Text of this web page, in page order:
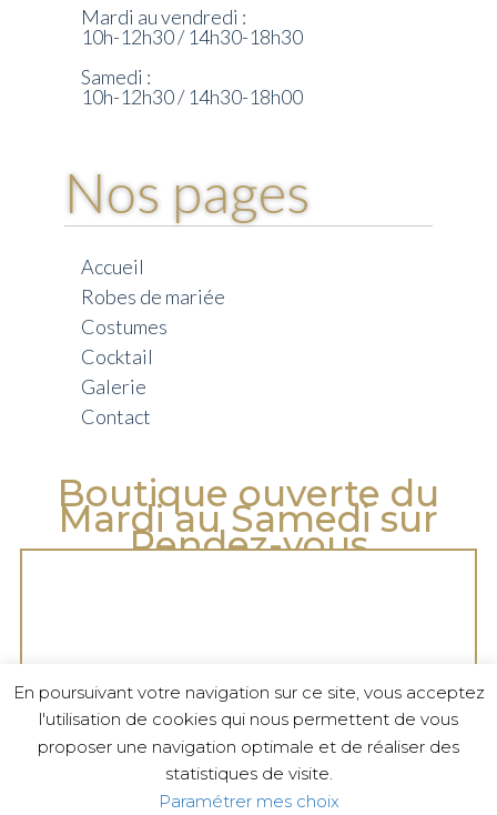
Mardi au vendredi :
10h-12h30 / 14h30-18h30
Samedi :
10h-12h30 / 14h30-18h00
Nos pages
Accueil
Robes de mariée
Costumes
Cocktail
Galerie
Contact
Boutique ouverte du
Mardi au Samedi sur
Rendez-vous
En poursuivant votre navigation sur ce site, vous acceptez
l'utilisation de cookies qui nous permettent de vous
proposer une navigation optimale et de réaliser des
statistiques de visite.
Paramétrer mes choix